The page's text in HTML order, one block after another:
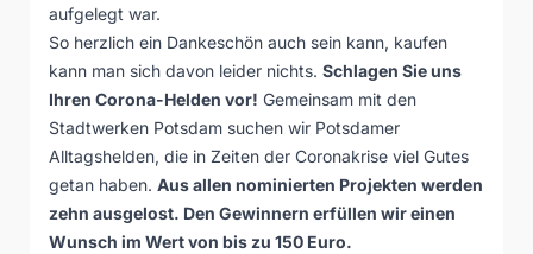
aufgelegt war.
So herzlich ein Dankeschön auch sein kann, kaufen
kann man sich davon leider nichts. Schlagen Sie uns
Ihren Corona-Helden vor! Gemeinsam mit den
Stadtwerken Potsdam suchen wir Potsdamer
Alltagshelden, die in Zeiten der Coronakrise viel Gutes
getan haben. Aus allen nominierten Projekten werden
zehn ausgelost. Den Gewinnern erfüllen wir einen
Wunsch im Wert von bis zu 150 Euro.